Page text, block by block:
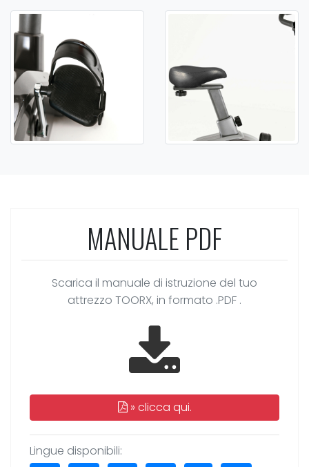
MANUALE PDF
Scarica il manuale di istruzione del tuo
attrezzo TOORX, in formato .PDF .
» clicca qui.
Lingue disponibili: